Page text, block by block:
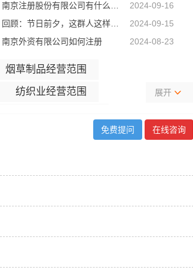
2024-09-16
2024-09-15
南京外资有限公司如何注册 2024-08-23
烟草制品经营范围
纺织业经营范围
文体用品经营范围
废弃资源利用范围
展开
免费提问 在线咨询